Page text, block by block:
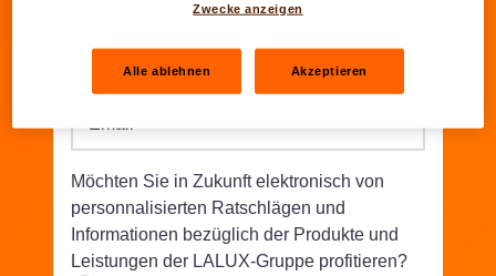
Telefon*
Email
Möchten Sie in Zukunft elektronisch von
personnalisierten Ratschlägen und
Informationen bezüglich der Produkte und
Leistungen der LALUX-Gruppe profitieren?
Zwecke anzeigen
Alle ablehnen Akzeptieren